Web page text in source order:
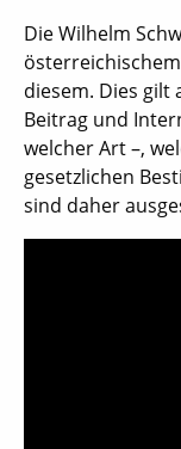
Die Wilhelm
diesem. Dies gilt
Beitrag und
welcher Art –,
gesetzlichen
sind daher